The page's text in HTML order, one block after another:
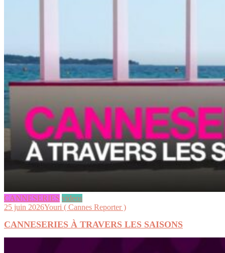
CANNESERIES videos
25 juin 2026Youri ( Cannes Reporter )
CANNESERIES À TRAVERS LES SAISONS